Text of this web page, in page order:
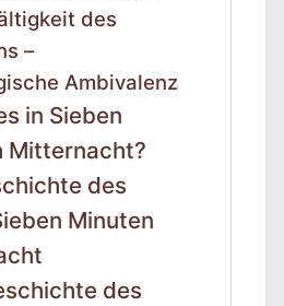
des
–
Ambivalenz
in Sieben
Mitternacht?
des
Minuten
des